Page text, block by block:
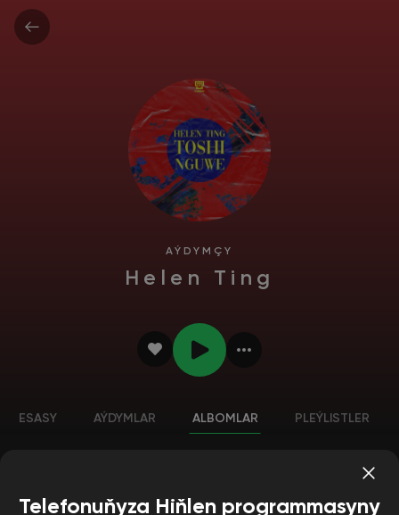
AÝDYMÇY
Helen Ting
ESASY AÝDYMLAR ALBOMLAR PLEÝLISTLER
Telefonuňyza Hiňlen programmasyny